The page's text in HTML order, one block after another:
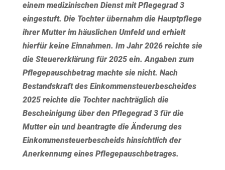
einem medizinischen Dienst mit Pflegegrad 3
eingestuft. Die Tochter übernahm die Hauptpflege
ihrer Mutter im häuslichen Umfeld und erhielt
hierfür keine Einnahmen. Im Jahr 2026 reichte sie
die Steuererklärung für 2025 ein. Angaben zum
Pflegepauschbetrag machte sie nicht. Nach
Bestandskraft des Einkommensteuerbescheides
2025 reichte die Tochter nachträglich die
Bescheinigung über den Pflegegrad 3 für die
Mutter ein und beantragte die Änderung des
Einkommensteuerbescheids hinsichtlich der
Anerkennung eines Pflegepauschbetrages.